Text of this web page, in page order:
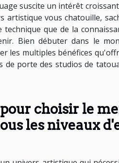
suscite un intérêt
artistique vous chatouille,
que de la
Bien débuter dans le
multiples bénéfices
porte des studios de
choisir le
les niveaux